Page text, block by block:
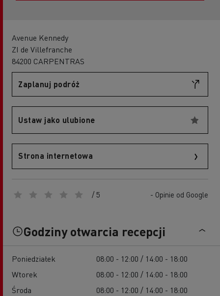
Avenue Kennedy
ZI de Villefranche
84200 CARPENTRAS
Zaplanuj podróż
Ustaw jako ulubione
Strona internetowa
/ 5 - Opinie od Google
Godziny otwarcia recepcji
Poniedziałek
08:00 - 12:00 / 14:00 - 18:00
Wtorek
08:00 - 12:00 / 14:00 - 18:00
Środa
08:00 - 12:00 / 14:00 - 18:00